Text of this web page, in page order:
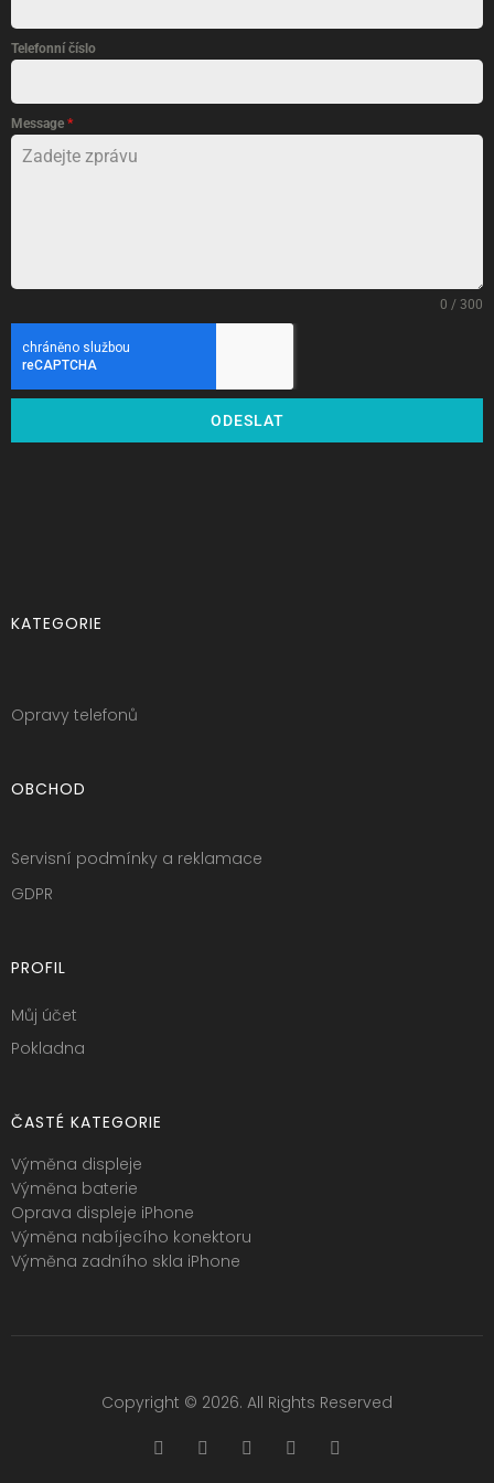
Telefonní číslo
Message *
0 / 300
ODESLAT
KATEGORIE
Opravy telefonů
OBCHOD
Servisní podmínky a reklamace
GDPR
PROFIL
Můj účet
Pokladna
ČASTÉ KATEGORIE
Výměna displeje
Výměna baterie
Oprava displeje iPhone
Výměna nabíjecího konektoru
Výměna zadního skla iPhone
Copyright © 2026. All Rights Reserved